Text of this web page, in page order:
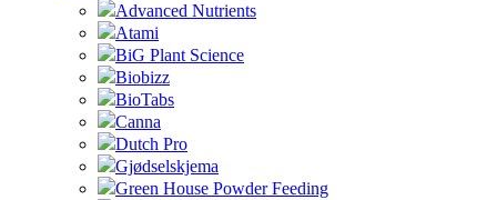
Advanced Nutrients
Atami
BiG Plant Science
Biobizz
BioTabs
Canna
Dutch Pro
Gjødselskjema
Green House Powder Feeding